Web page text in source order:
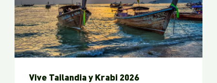
Vive Tailandia y Krabi 2026